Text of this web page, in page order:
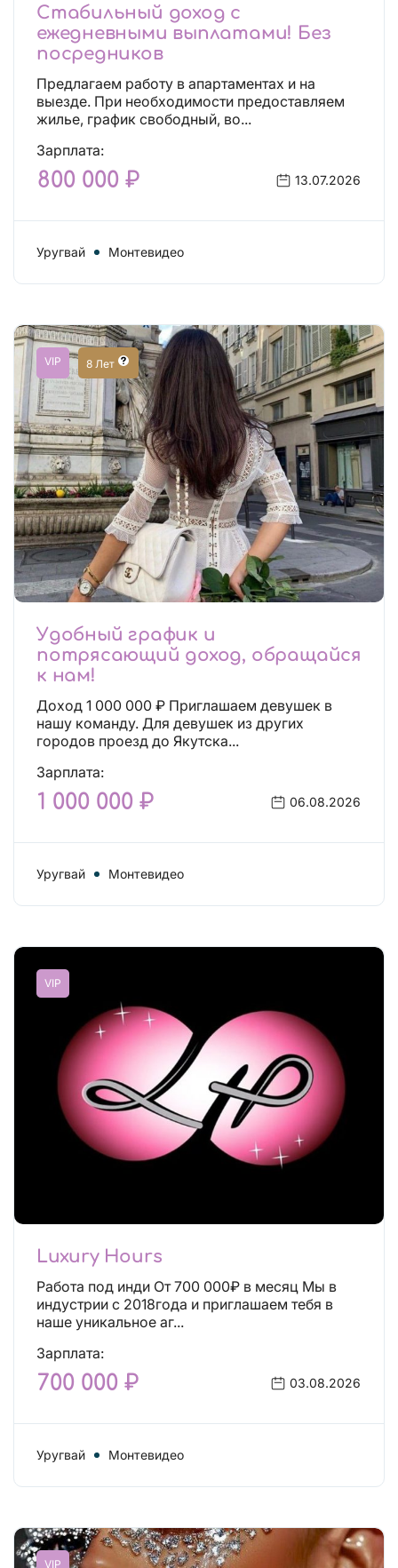
Стабильный доход с
ежедневными выплатами! Без
посредников
Предлагаем работу в апартаментах и на
выезде. При необходимости предоставляем
жилье, график свободный, во...
Зарплата:
800 000 ₽ 13.07.2026
Уругвай Монтевидео
VIP 8 Лет
Удобный график и
потрясающий доход, обращайся
к нам!
Доход 1 000 000 ₽ Приглашаем девушек в
нашу команду. Для девушек из других
городов проезд до Якутска...
Зарплата:
1 000 000 ₽ 06.08.2026
Уругвай Монтевидео
VIP
Luxury Hours
Работа под инди От 700 000₽ в месяц Мы в
индустрии с 2018года и приглашаем тебя в
наше уникальное аг...
Зарплата:
700 000 ₽ 03.08.2026
Уругвай Монтевидео
VIP